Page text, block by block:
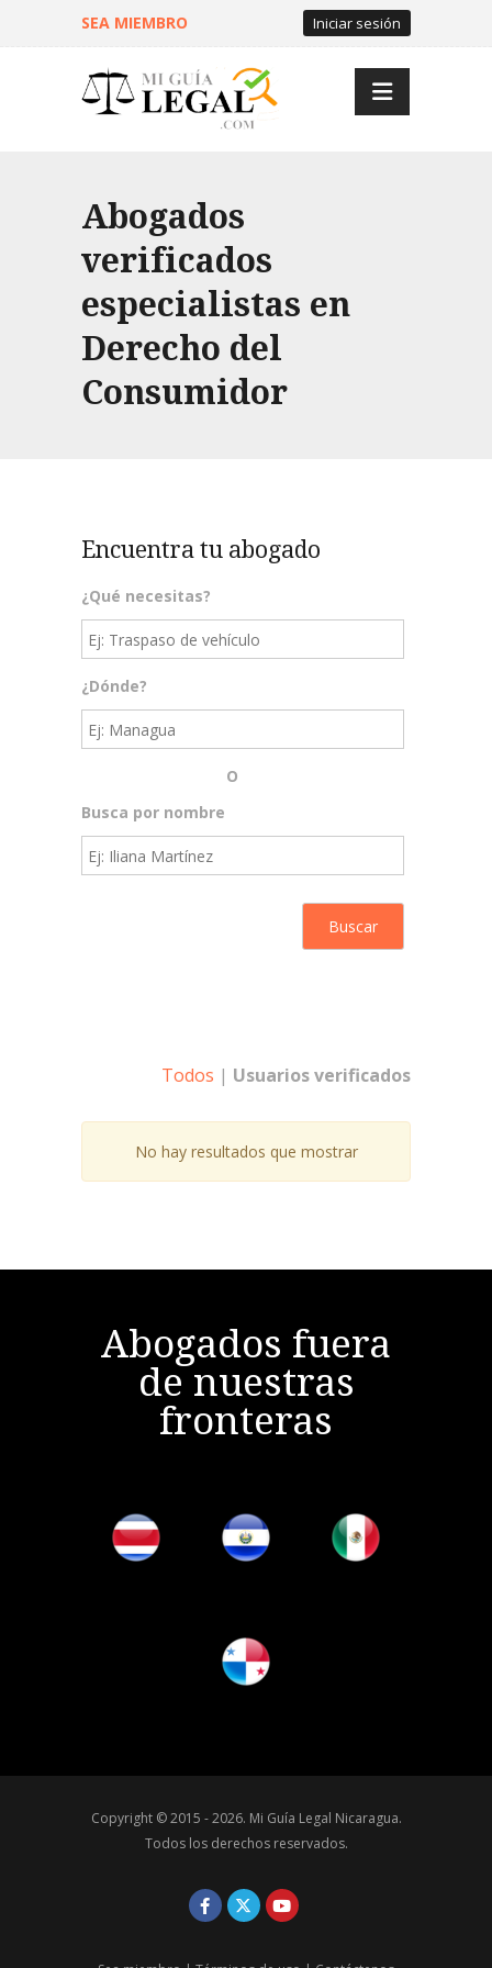
SEA MIEMBRO Iniciar sesión
Abogados
verificados
especialistas en
Derecho del
Consumidor
Encuentra tu abogado
¿Qué necesitas?
¿Dónde?
O
Busca por nombre
Todos | Usuarios verificados
No hay resultados que mostrar
Abogados fuera
de nuestras
fronteras
Copyright © 2015 - 2026. Mi Guía Legal Nicaragua.
Todos los derechos reservados.